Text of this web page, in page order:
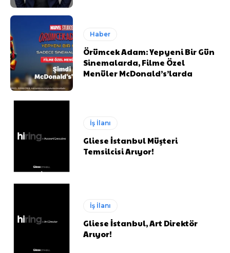
Haber
Örümcek Adam: Yepyeni Bir Gün
Sinemalarda, Filme Özel
Menüler McDonald’s’larda
İş İlanı
Gliese İstanbul Müşteri
Temsilcisi Arıyor!
İş İlanı
Gliese İstanbul, Art Direktör
Arıyor!